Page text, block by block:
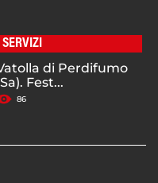
SERVIZI
di Perdifumo
Fest...
86